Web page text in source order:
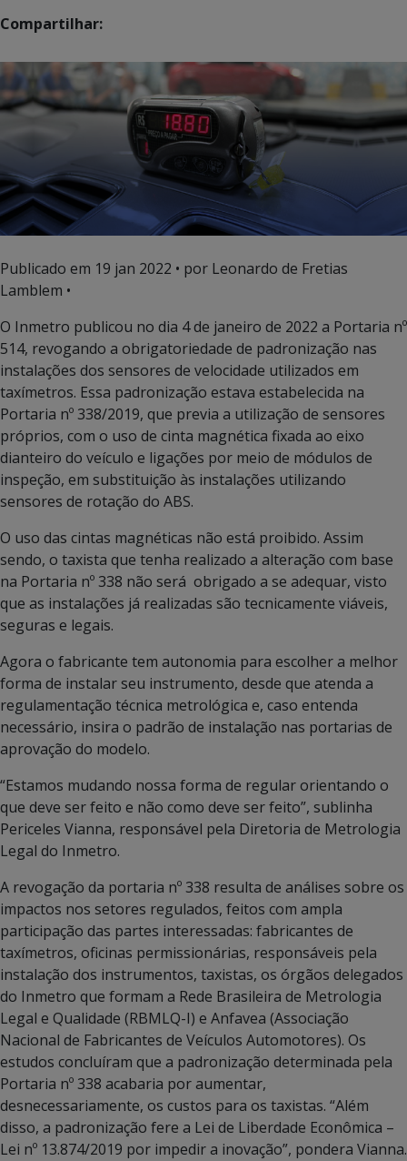
Compartilhar:
Publicado em 19 jan 2022 • por Leonardo de Fretias
Lamblem •
O Inmetro publicou no dia 4 de janeiro de 2022 a Portaria nº
514, revogando a obrigatoriedade de padronização nas
instalações dos sensores de velocidade utilizados em
taxímetros. Essa padronização estava estabelecida na
Portaria nº 338/2019, que previa a utilização de sensores
próprios, com o uso de cinta magnética fixada ao eixo
dianteiro do veículo e ligações por meio de módulos de
inspeção, em substituição às instalações utilizando
sensores de rotação do ABS.
O uso das cintas magnéticas não está proibido. Assim
sendo, o taxista que tenha realizado a alteração com base
na Portaria nº 338 não será obrigado a se adequar, visto
que as instalações já realizadas são tecnicamente viáveis,
seguras e legais.
Agora o fabricante tem autonomia para escolher a melhor
forma de instalar seu instrumento, desde que atenda a
regulamentação técnica metrológica e, caso entenda
necessário, insira o padrão de instalação nas portarias de
aprovação do modelo.
“Estamos mudando nossa forma de regular orientando o
que deve ser feito e não como deve ser feito”, sublinha
Periceles Vianna, responsável pela Diretoria de Metrologia
Legal do Inmetro.
A revogação da portaria nº 338 resulta de análises sobre os
impactos nos setores regulados, feitos com ampla
participação das partes interessadas: fabricantes de
taxímetros, oficinas permissionárias, responsáveis pela
instalação dos instrumentos, taxistas, os órgãos delegados
do Inmetro que formam a Rede Brasileira de Metrologia
Legal e Qualidade (RBMLQ-I) e Anfavea (Associação
Nacional de Fabricantes de Veículos Automotores). Os
estudos concluíram que a padronização determinada pela
Portaria nº 338 acabaria por aumentar,
desnecessariamente, os custos para os taxistas. “Além
disso, a padronização fere a Lei de Liberdade Econômica –
Lei nº 13.874/2019 por impedir a inovação”, pondera Vianna.